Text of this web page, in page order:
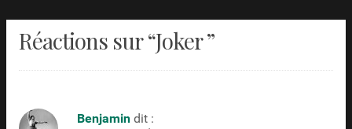
Réactions sur “Joker”
Benjamin dit :